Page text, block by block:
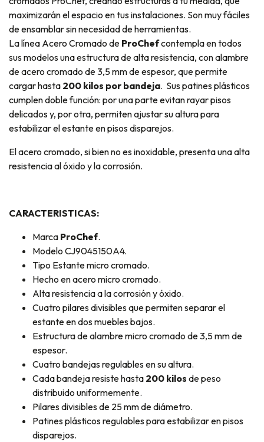
maximizarán el espacio en tus instalaciones. Son muy fáciles
de ensamblar sin necesidad de herramientas.
La línea Acero Cromado de ProChefcontempla en todos
sus modelos una estructura de alta resistencia, con alambre
de acero cromado de 3,5 mm de espesor, que permite
cargar hasta 200 kilos por bandeja. Sus patines plásticos
cumplen doble función: por una parte evitan rayar pisos
delicados y, por otra, permiten ajustar su altura para
estabilizar el estante en pisos disparejos.
El acero cromado, si bien no es inoxidable, presenta una alta
resistencia al óxido y la corrosión.
CARACTERISTICAS:
Marca ProChef.
Modelo CJ9045150A4.
Tipo Estante micro cromado.
Hecho en acero micro cromado.
Alta resistencia a la corrosión y óxido.
Cuatro pilares divisibles que permiten separar el
estante en dos muebles bajos.
Estructura de alambre micro cromado de 3,5 mm de
espesor.
Cuatro bandejas regulables en su altura.
Cada bandeja resiste hasta 200 kilos de peso
distribuido uniformemente.
Pilares divisibles de 25 mm de diámetro.
Patines plásticos regulables para estabilizar en pisos
disparejos.